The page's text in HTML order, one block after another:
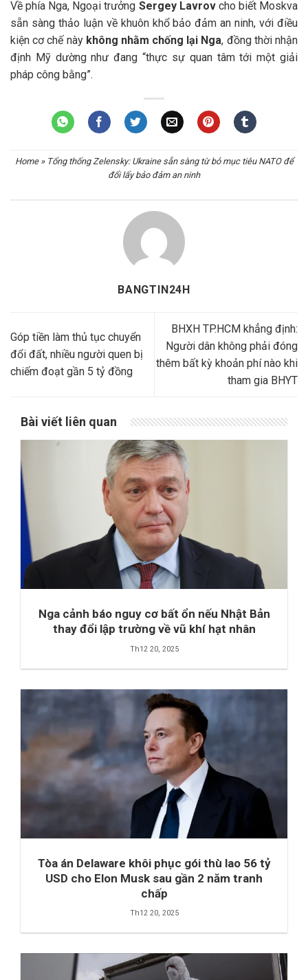
Về phía Nga, Ngoại trưởng Sergey Lavrovcho biết Moskva
sẵn sàng thảo luận về khuôn khổ bảo đảm an ninh, với điều
kiện cơ chế này không nhằm chống lại Nga, đồng thời nhận
định Mỹ dường như đang “thực sự quan tâm tới một giải
pháp công bằng”.
Home» Tổng thống Zelensky: Ukraine sẵn sàng từ bỏ mục tiêu NATO để
đổi lấy bảo đảm an ninh
BANGTIN24H
Góp tiền làm thủ tục chuyển
đổi đất, nhiều người quen bị
chiếm đoạt gần 5 tỷ đồng
BHXH TP.HCM khẳng định:
Người dân không phải đóng
thêm bất kỳ khoản phí nào khi
tham gia BHYT
Bài viết liên quan
Nga cảnh báo nguy cơ bất ổn nếu Nhật Bản
thay đổi lập trường về vũ khí hạt nhân
Th12 20, 2025
Tòa án Delaware khôi phục gói thù lao 56 tỷ
USD cho Elon Musk sau gần 2 năm tranh
chấp
Th12 20, 2025